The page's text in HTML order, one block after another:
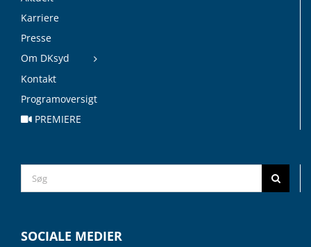
Karriere
Presse
Om DKsyd
Kontakt
Programoversigt
PREMIERE
Search
for:
SOCIALE MEDIER